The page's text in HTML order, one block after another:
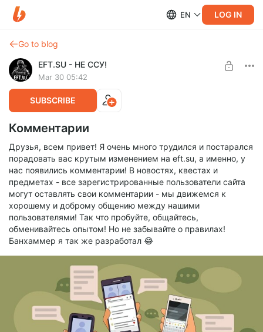
EN LOG IN
Go to blog
EFT.SU - НЕ ССУ!
Mar 30 05:42
SUBSCRIBE
Комментарии
Друзья, всем привет! Я очень много трудился и постарался
порадовать вас крутым изменением на eft.su, а именно, у
нас появились комментарии! В новостях, квестах и
предметах - все зарегистрированные пользователи сайта
могут оставлять свои комментарии - мы движемся к
хорошему и доброму общению между нашими
пользователями! Так что пробуйте, общайтесь,
обменивайтесь опытом! Но не забывайте о правилах!
Банхаммер я так же разработал 😂